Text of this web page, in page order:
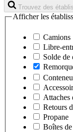
Trouvez des
Afficher les
Camions
Libre-
Solde de
Attaches
Retours
Propane
Boîtes